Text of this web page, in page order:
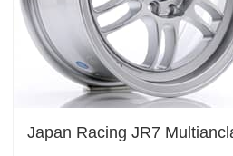
Japan Racing JR7